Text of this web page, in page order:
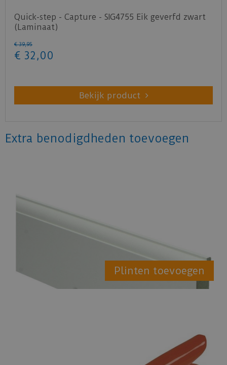
Quick-step - Capture - SIG4755 Eik geverfd zwart
(Laminaat)
€ 39,95
€ 32 ,00
Bekijk product
Extra benodigdheden toevoegen
Plinten toevoegen